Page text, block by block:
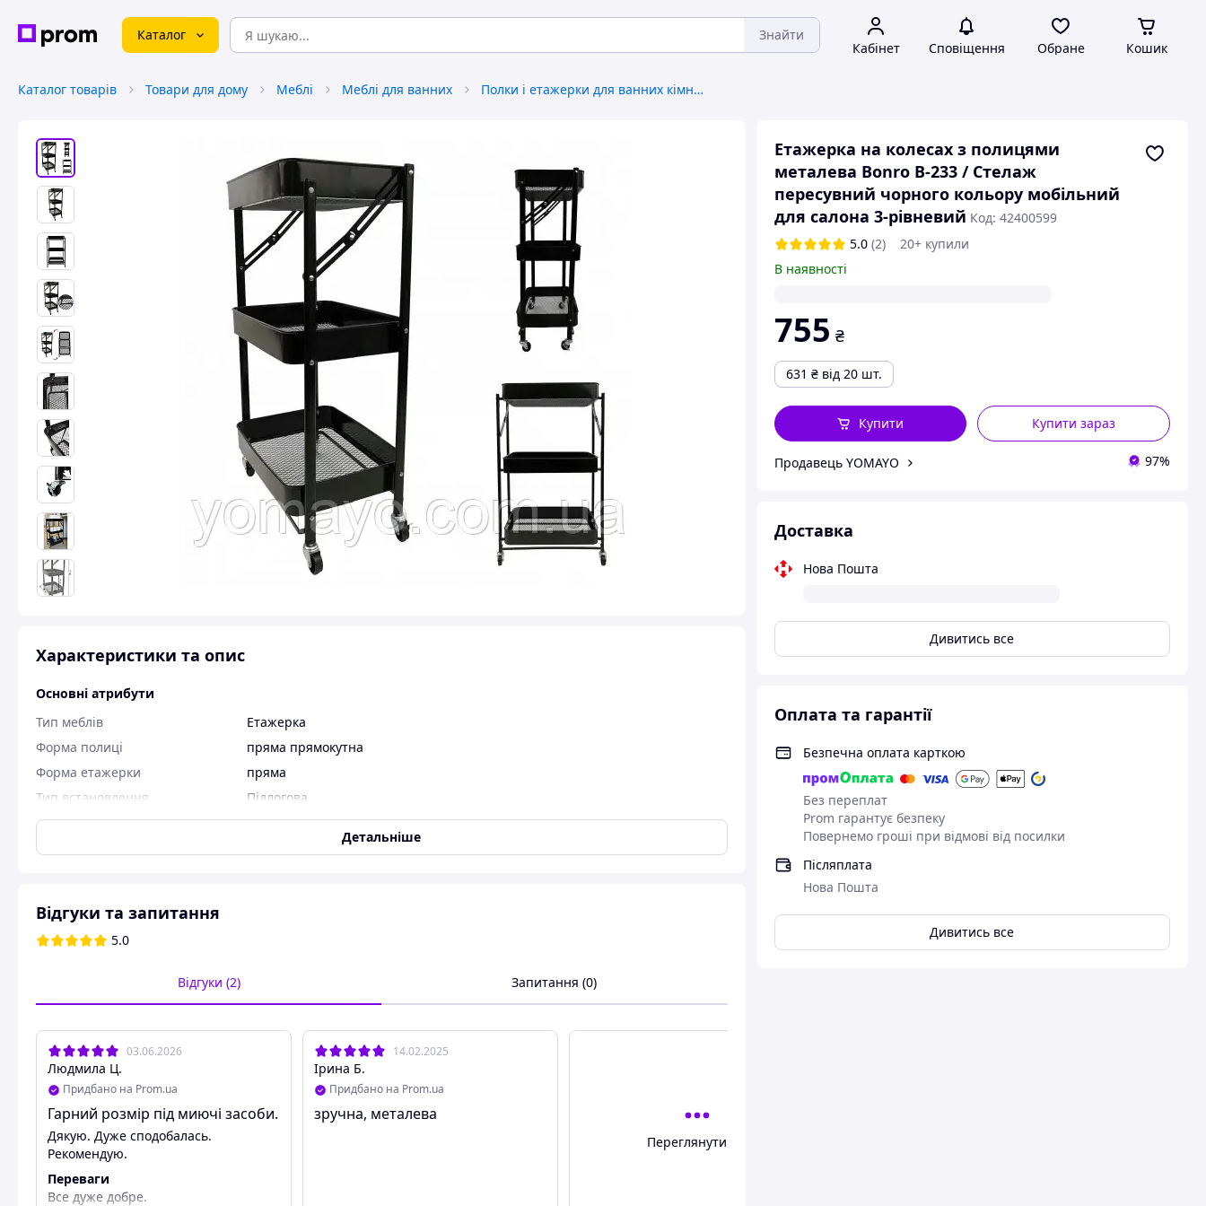
Каталог Знайти
Кабінет Сповіщення Обране Кошик
Каталог товарів Товари для дому Меблі Меблі для ванних Полки і етажерки для ванних кімнат
Етажерка на колесах з полицями
металева Bonro B-233 / Стелаж
пересувний чорного кольору мобільний
для салона 3-рівневий Код: 42400599
5.0 (2)
20+ купили
В наявності
755 ₴
631 ₴ від 20 шт.
Купити зараз
Купити
Продавець YOMAYO 97%
Доставка
Нова Пошта
Дивитись все
Оплата та гарантії
Безпечна оплата карткою
Без переплат
Prom гарантує безпеку
Повернемо гроші при відмові від посилки
Післяплата
Нова Пошта
Дивитись все
Характеристики та опис
Основні атрибути
Тип меблів
Етажерка
Форма полиці
пряма прямокутна
Форма етажерки
пряма
Тип встановлення
Підлогова
Кількість ярусів (полиць)
3
Кількість ніжок
Виробник
Стан
Ширина
450 мм
Глибина
300 мм
Висота
Матеріал виготовлення
Корпус (каркас)
метал
Полиці
Металевий стелаж-етажерка з полицями на колесах Bonro B-233
Детальніше
Відгуки та запитання
5.0
Відгуки (2) Запитання (0)
03.06.2026
Людмила Ц.
Придбано на Prom.ua
Гарний розмір під миючі засоби.
Дякую. Дуже сподобалась.
Рекомендую.
Переваги
Все дуже добре.
14.02.2025
Ірина Б.
Придбано на Prom.ua
зручна, металева
Переглянути всі